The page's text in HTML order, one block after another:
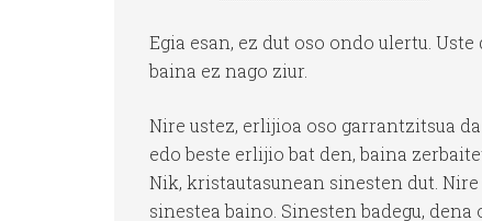
Egia esan, ez dut oso ondo ulertu.
baina ez nago ziur.
Nire ustez, erlijioa oso garrantzitsua
edo beste erlijio bat den, baina
Nik, kristautasunean sinesten dut.
sinestea baino. Sinesten badegu,